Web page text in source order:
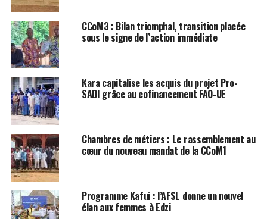
CCoM3 : Bilan triomphal, transition placée
sous le signe de l’action immédiate
Kara capitalise les acquis du projet Pro-
SADI grâce au cofinancement FAO-UE
Chambres de métiers : Le rassemblement au
cœur du nouveau mandat de la CCoM1
Programme Kafui : l’AFSL donne un nouvel
élan aux femmes à Edzi